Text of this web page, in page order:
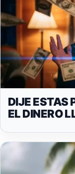
DIJE ESTAS
EL DINERO